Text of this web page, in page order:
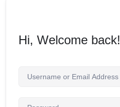
Hi, Welcome back!